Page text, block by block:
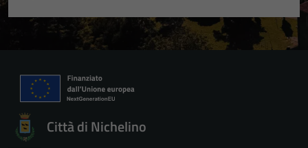
Città di Nichelino